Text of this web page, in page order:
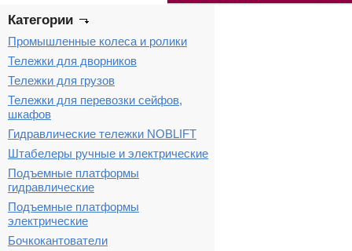
Категории
Промышленные колеса и ролики
Тележки для дворников
Тележки для грузов
Тележки для перевозки сейфов,
шкафов
Гидравлические тележки NOBLIFT
Штабелеры ручные и электрические
Подъемные платформы
гидравлические
Подъемные платформы
электрические
Бочкокантователи